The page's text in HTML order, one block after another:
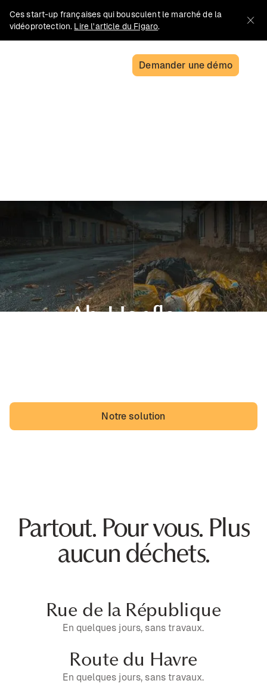
Ces start-up françaises qui bousculent le marché de la
vidéoprotection. Lire l'article du Figaro.
Demander une démo
Ah, Honfleur,
Notre solution
Partout. Pour vous. Plus
aucun déchets.
Rue de la République
En quelques jours, sans travaux.
Route du Havre
En quelques jours, sans travaux.